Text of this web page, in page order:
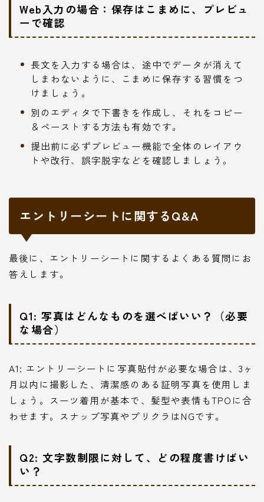
Follow Me
Web入力の場合：保存はこまめに、プレビュ
ーで確認
長文を入力する場合は、途中でデータが消えて
しまわないように、こまめに保存する習慣をつ
けましょう。
別のエディタで下書きを作成し、それをコピー
＆ペーストする方法も有効です。
提出前に必ずプレビュー機能で全体のレイアウ
トや改行、誤字脱字などを確認しましょう。
エントリーシートに関するQ&A
最後に、エントリーシートに関するよくある質問にお
答えします。
Q1: 写真はどんなものを選べばいい？（必要
な場合）
A1: エントリーシートに写真貼付が必要な場合は、3ヶ
月以内に撮影した、清潔感のある証明写真を使用しま
しょう。スーツ着用が基本で、髪型や表情もTPOに合
わせます。スナップ写真やプリクラはNGです。
Q2: 文字数制限に対して、どの程度書けばい
い？
本サイトがおすすめする転職エージェント